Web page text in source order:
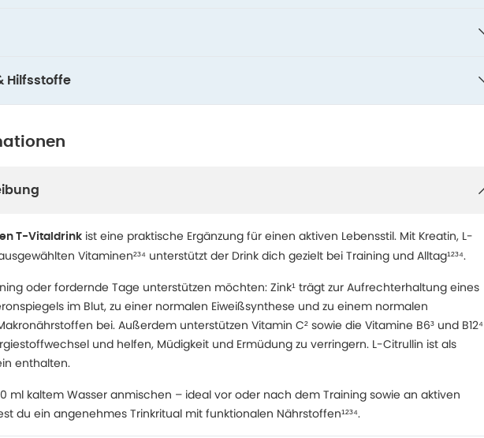
Hilfsstoffe
T-Vitaldrink ist eine praktische Ergänzung für einen aktiven Lebensstil. Mit Kreatin, L-
Vitaminen²³⁴ unterstützt der Drink dich gezielt bei Training und Alltag¹²³⁴.
oder fordernde Tage unterstützen möchten: Zink¹ trägt zur Aufrechterhaltung eines
im Blut, zu einer normalen Eiweißsynthese und zu einem normalen
bei. Außerdem unterstützen Vitamin C² sowie die Vitamine B6³ und B12⁴
und helfen, Müdigkeit und Ermüdung zu verringern. L-Citrullin ist als
enthalten.
ml kaltem Wasser anmischen – ideal vor oder nach dem Training sowie an aktiven
du ein angenehmes Trinkritual mit funktionalen Nährstoffen¹²³⁴.